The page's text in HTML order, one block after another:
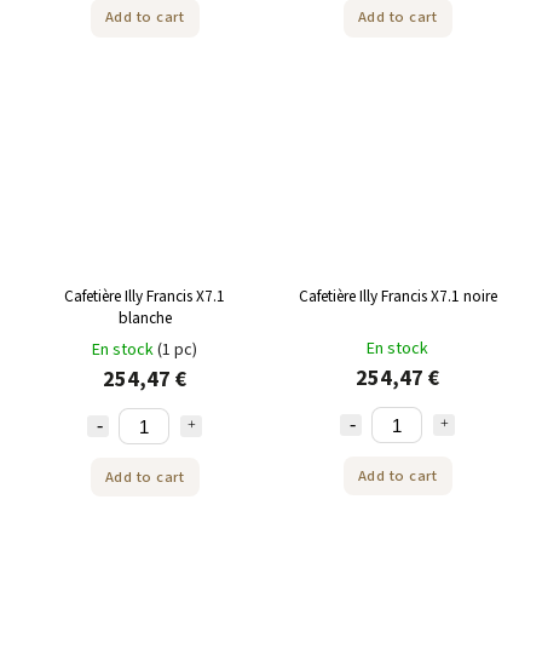
Add to cart Add to cart
Cafetière Illy Francis X7.1
blanche
En stock(1 pc)
254,47 €
Add to cart
Cafetière Illy Francis X7.1 noire
En stock
254,47 €
Add to cart